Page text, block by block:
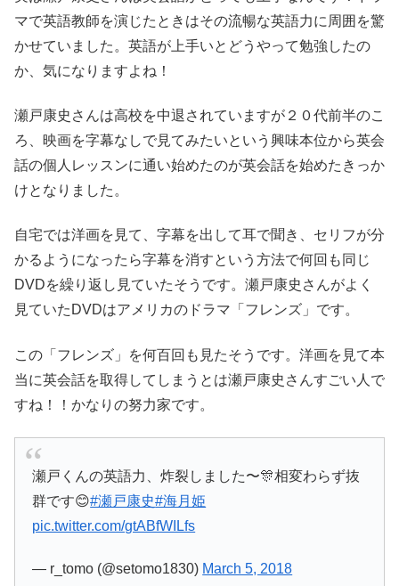
マで英語教師を演じたときはその流暢な英語力に周囲を驚
かせていました。英語が上手いとどうやって勉強したの
か、気になりますよね！
瀬戸康史さんは高校を中退されていますが２０代前半のこ
ろ、映画を字幕なしで見てみたいという興味本位から英会
話の個人レッスンに通い始めたのが英会話を始めたきっか
けとなりました。
自宅では洋画を見て、字幕を出して耳で聞き、セリフが分
かるようになったら字幕を消すという方法で何回も同じ
DVDを繰り返し見ていたそうです。瀬戸康史さんがよく
見ていたDVDはアメリカのドラマ「フレンズ」です。
この「フレンズ」を何百回も見たそうです。洋画を見て本
当に英会話を取得してしまうとは瀬戸康史さんすごい人で
すね！！かなりの努力家です。
瀬戸くんの英語力、炸裂しました〜🎊相変わらず抜
群です😊#瀬戸康史#海月姫
pic.twitter.com/gtABfWILfs
— r_tomo (@setomo1830) March 5, 2018